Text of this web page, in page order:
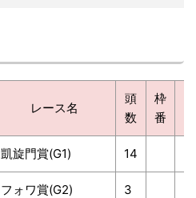
レース名
頭
数
枠
番
凱旋門賞(G1) 14
フォワ賞(G2) 3